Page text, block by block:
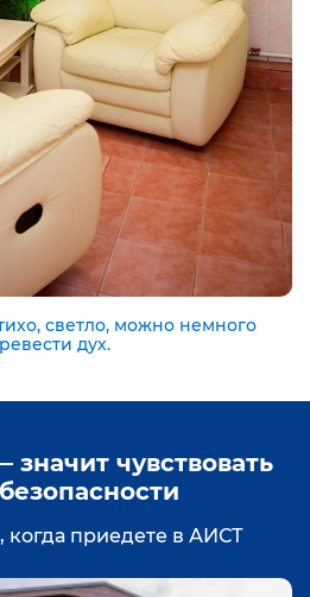
светло, можно немного
дух.
чувствовать
когда приедете в АИСТ